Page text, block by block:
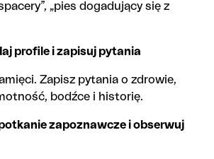
„pies dogadujący się z
profile i zapisuj pytania
Zapisz pytania o zdrowie,
bodźce i historię.
zapoznawcze i obserwuj